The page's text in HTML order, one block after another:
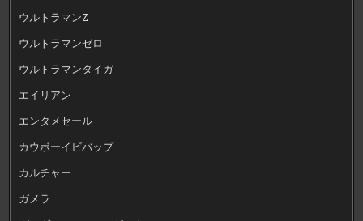
ウルトラマンZ
ウルトラマンゼロ
ウルトラマンタイガ
エイリアン
エンタメセール
カウボーイビバップ
カルチャー
ガメラ